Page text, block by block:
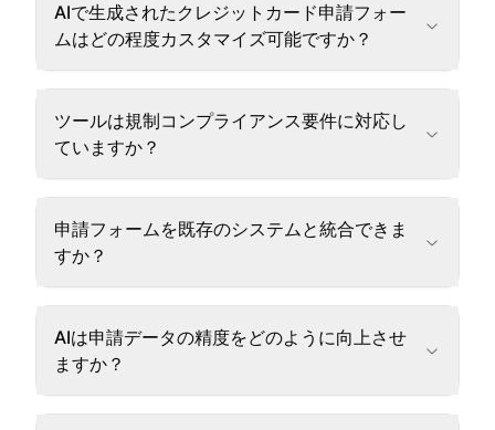
AIで生成されたクレジットカード申請フォー
ムはどの程度カスタマイズ可能ですか？
ツールは規制コンプライアンス要件に対応し
ていますか？
申請フォームを既存のシステムと統合できま
すか？
AIは申請データの精度をどのように向上させ
ますか？